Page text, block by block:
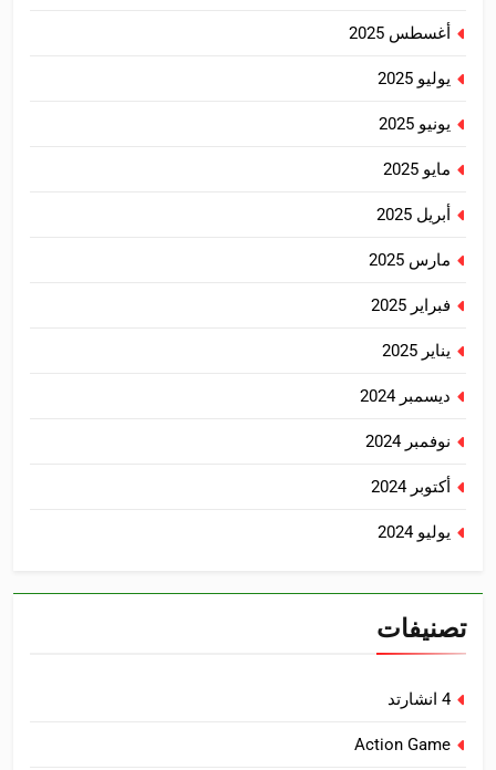
أغسطس 2025
يوليو 2025
يونيو 2025
مايو 2025
أبريل 2025
مارس 2025
فبراير 2025
يناير 2025
ديسمبر 2024
نوفمبر 2024
أكتوبر 2024
يوليو 2024
تصنيفات
4 انشارتد
Action Game